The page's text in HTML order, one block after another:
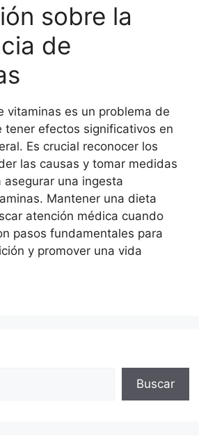
sobre la
de
vitaminas es un problema de
tener efectos significativos en
Es crucial reconocer los
las causas y tomar medidas
asegurar una ingesta
Mantener una dieta
atención médica cuando
pasos fundamentales para
y promover una vida
Buscar